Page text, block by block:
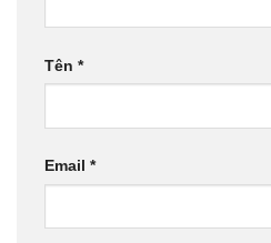
Tên *
Email *